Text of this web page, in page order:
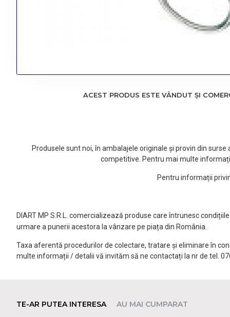
ACEST PRODUS ESTE VÂNDUT ȘI
Produsele sunt noi, în ambalajele originale și provin din
competitive. Pentru mai multe
Pentru informații
DIART MP S.R.L. comercializează produse care întrunesc
urmare a punerii acestora la vânzare pe piața din România.
Taxa aferentă procedurilor de colectare, tratare și eliminare în
multe informații / detalii vă invităm să ne contactați la nr de tel.
TE-AR PUTEA INTERESA AU MAI CUMPARAT